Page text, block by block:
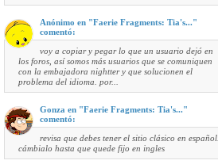
Anónimo en "Faerie Fragments: Tia's..."
comentó:
voy a copiar y pegar lo que un usuario dejó en
los foros, así somos más usuarios que se comuniquen
con la embajadora nightter y que solucionen el
problema del idioma. por...
Gonza en "Faerie Fragments: Tia's..."
comentó:
revisa que debes tener el sitio clásico en español.
cámbialo hasta que quede fijo en ingles